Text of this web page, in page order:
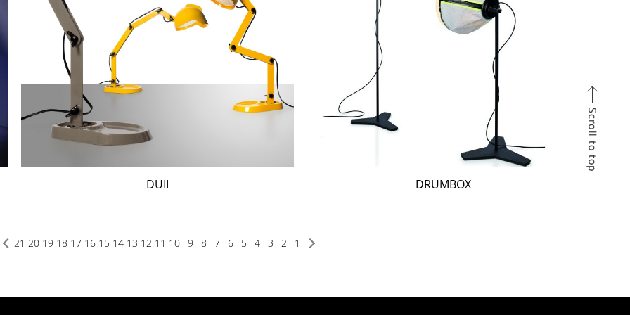
DRUMBOX
DUII
1
2
3
4
5
6
7
8
9
10
11
12
13
14
15
16
17
18
19
20
21